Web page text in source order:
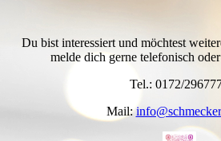
Du bist interessiert und möchtest
melde dich gerne telefonisch
Tel.: 0172/
Mail: